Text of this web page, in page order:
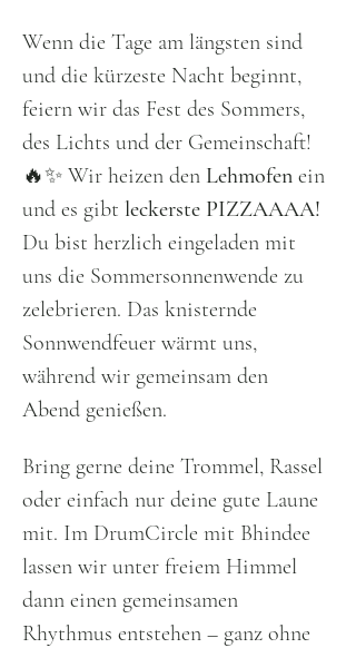
Wenn die Tage am längsten sind
und die kürzeste Nacht beginnt,
feiern wir das Fest des Sommers,
des Lichts und der Gemeinschaft!
🔥✨ Wir heizen den Lehmofen ein
und es gibt leckerste PIZZAAAA!
Du bist herzlich eingeladen mit
uns die Sommersonnenwende zu
zelebrieren. Das knisternde
Sonnwendfeuer wärmt uns,
während wir gemeinsam den
Abend genießen.
Bring gerne deine Trommel, Rassel
oder einfach nur deine gute Laune
mit. Im DrumCircle mit Bhindee
lassen wir unter freiem Himmel
dann einen gemeinsamen
Rhythmus entstehen – ganz ohne